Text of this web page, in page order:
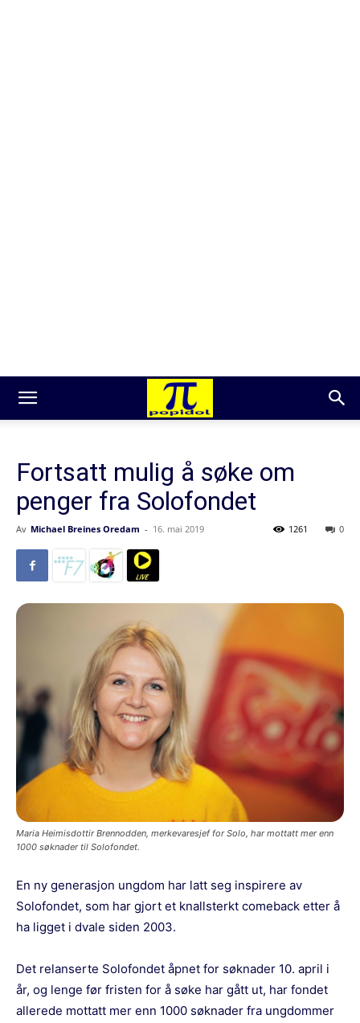
Fortsatt mulig å søke om
penger fra Solofondet
Av Michael Breines Oredam - 16. mai 2019 0
1261
Maria Heimisdottir Brennodden, merkevaresjef for Solo, har mottatt mer enn
1000 søknader til Solofondet.
En ny generasjon ungdom har latt seg inspirere av
Solofondet, som har gjort et knallsterkt comeback etter å
ha ligget i dvale siden 2003.
Det relanserte Solofondet åpnet for søknader 10. april i
år, og lenge før fristen for å søke har gått ut, har fondet
allerede mottatt mer enn 1000 søknader fra ungdommer